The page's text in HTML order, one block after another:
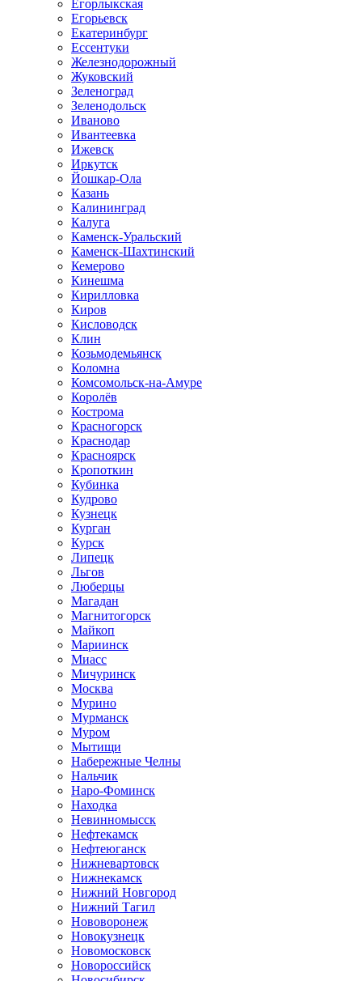
Егорлыкская
Егорьевск
Екатеринбург
Ессентуки
Железнодорожный
Жуковский
Зеленоград
Зеленодольск
Иваново
Ивантеевка
Ижевск
Иркутск
Йошкар-Ола
Казань
Калининград
Калуга
Каменск-Уральский
Каменск-Шахтинский
Кемерово
Кинешма
Кирилловка
Киров
Кисловодск
Клин
Козьмодемьянск
Коломна
Комсомольск-на-Амуре
Королёв
Кострома
Красногорск
Краснодар
Красноярск
Кропоткин
Кубинка
Кудрово
Кузнецк
Курган
Курск
Липецк
Льгов
Люберцы
Магадан
Магнитогорск
Майкоп
Мариинск
Миасс
Мичуринск
Москва
Мурино
Мурманск
Муром
Мытищи
Набережные Челны
Нальчик
Наро-Фоминск
Находка
Невинномысск
Нефтекамск
Нефтеюганск
Нижневартовск
Нижнекамск
Нижний Новгород
Нижний Тагил
Нововоронеж
Новокузнецк
Новомосковск
Новороссийск